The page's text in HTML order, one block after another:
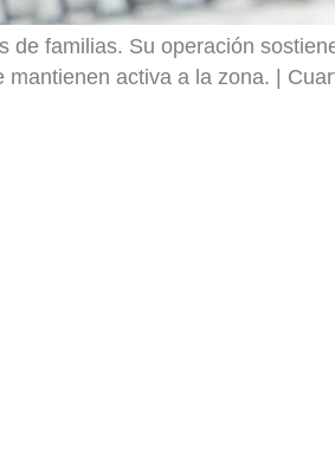
de familias. Su operación
activa a la zona.